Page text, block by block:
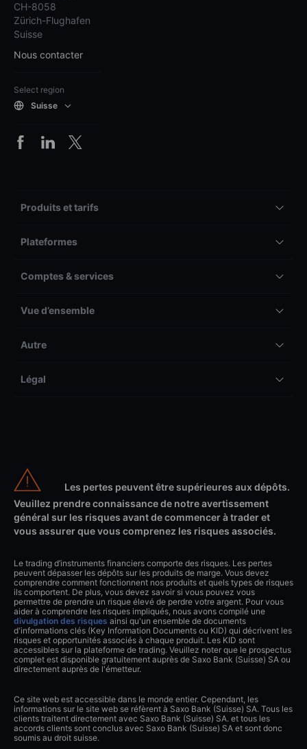
CH-8058
Zürich-Flughafen
Suisse
Nous contacter
Select region
Suisse
Produits et tarifs
Plateformes
Comptes & services
Vue d’ensemble
Autre
Légal
Les pertes peuvent être supérieures aux dépôts.
Veuillez prendre connaissance de notre avertissement
général sur les risques avant de commencer à trader et
vous assurer que vous comprenez les risques associés.
Le trading d’instruments financiers comporte des risques. Les pertes
peuvent dépasser les dépôts sur les produits de marge. Vous devez
comprendre comment fonctionnent nos produits et quels types de risques
ils comportent. De plus, vous devez savoir si vous pouvez vous
permettre de prendre un risque élevé de perdre votre argent. Pour vous
aider à comprendre les risques impliqués, nous avons compilé une
divulgation des risques ainsi qu'un ensemble de documents
d'informations clés (Key Information Documents ou KID) qui décrivent les
risques et opportunités associés à chaque produit. Les KID sont
accessibles sur la plateforme de trading. Veuillez noter que le prospectus
complet est disponible gratuitement auprès de Saxo Bank (Suisse) SA ou
directement auprès de l'émetteur.
Ce site web est accessible dans le monde entier. Cependant, les
informations sur le site web se réfèrent à Saxo Bank (Suisse) SA. Tous les
clients traitent directement avec Saxo Bank (Suisse) SA. et tous les
accords clients sont conclus avec Saxo Bank (Suisse) SA et sont donc
soumis au droit suisse.